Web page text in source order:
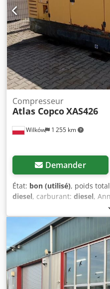
Wilków 1 255 km
Compresseur
Atlas CopcoXAS426
Demander
État: bon (utilisé), poids
diesel, carburant: diesel,
FABRICANT - ATLASCOPCO
Anvsa S/N - YA3-062854-
PUISSANCE (kW) - 166